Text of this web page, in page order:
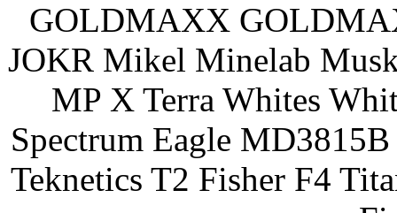
GOLDMAXX
JOKR Mikel Minelab
MP X Terra Whites
Spectrum Eagle
Teknetics T2 Fisher F4